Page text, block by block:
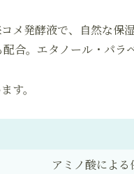
メ発酵液で、自然な保
合。エタノール・パラ
す。
アミノ酸によ